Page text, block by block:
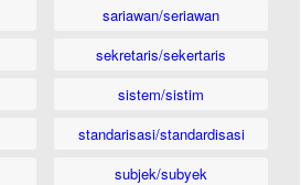
sariawan/seriawan
sekretaris/sekertaris
sistem/sistim
standarisasi/standardisasi
subjek/subyek